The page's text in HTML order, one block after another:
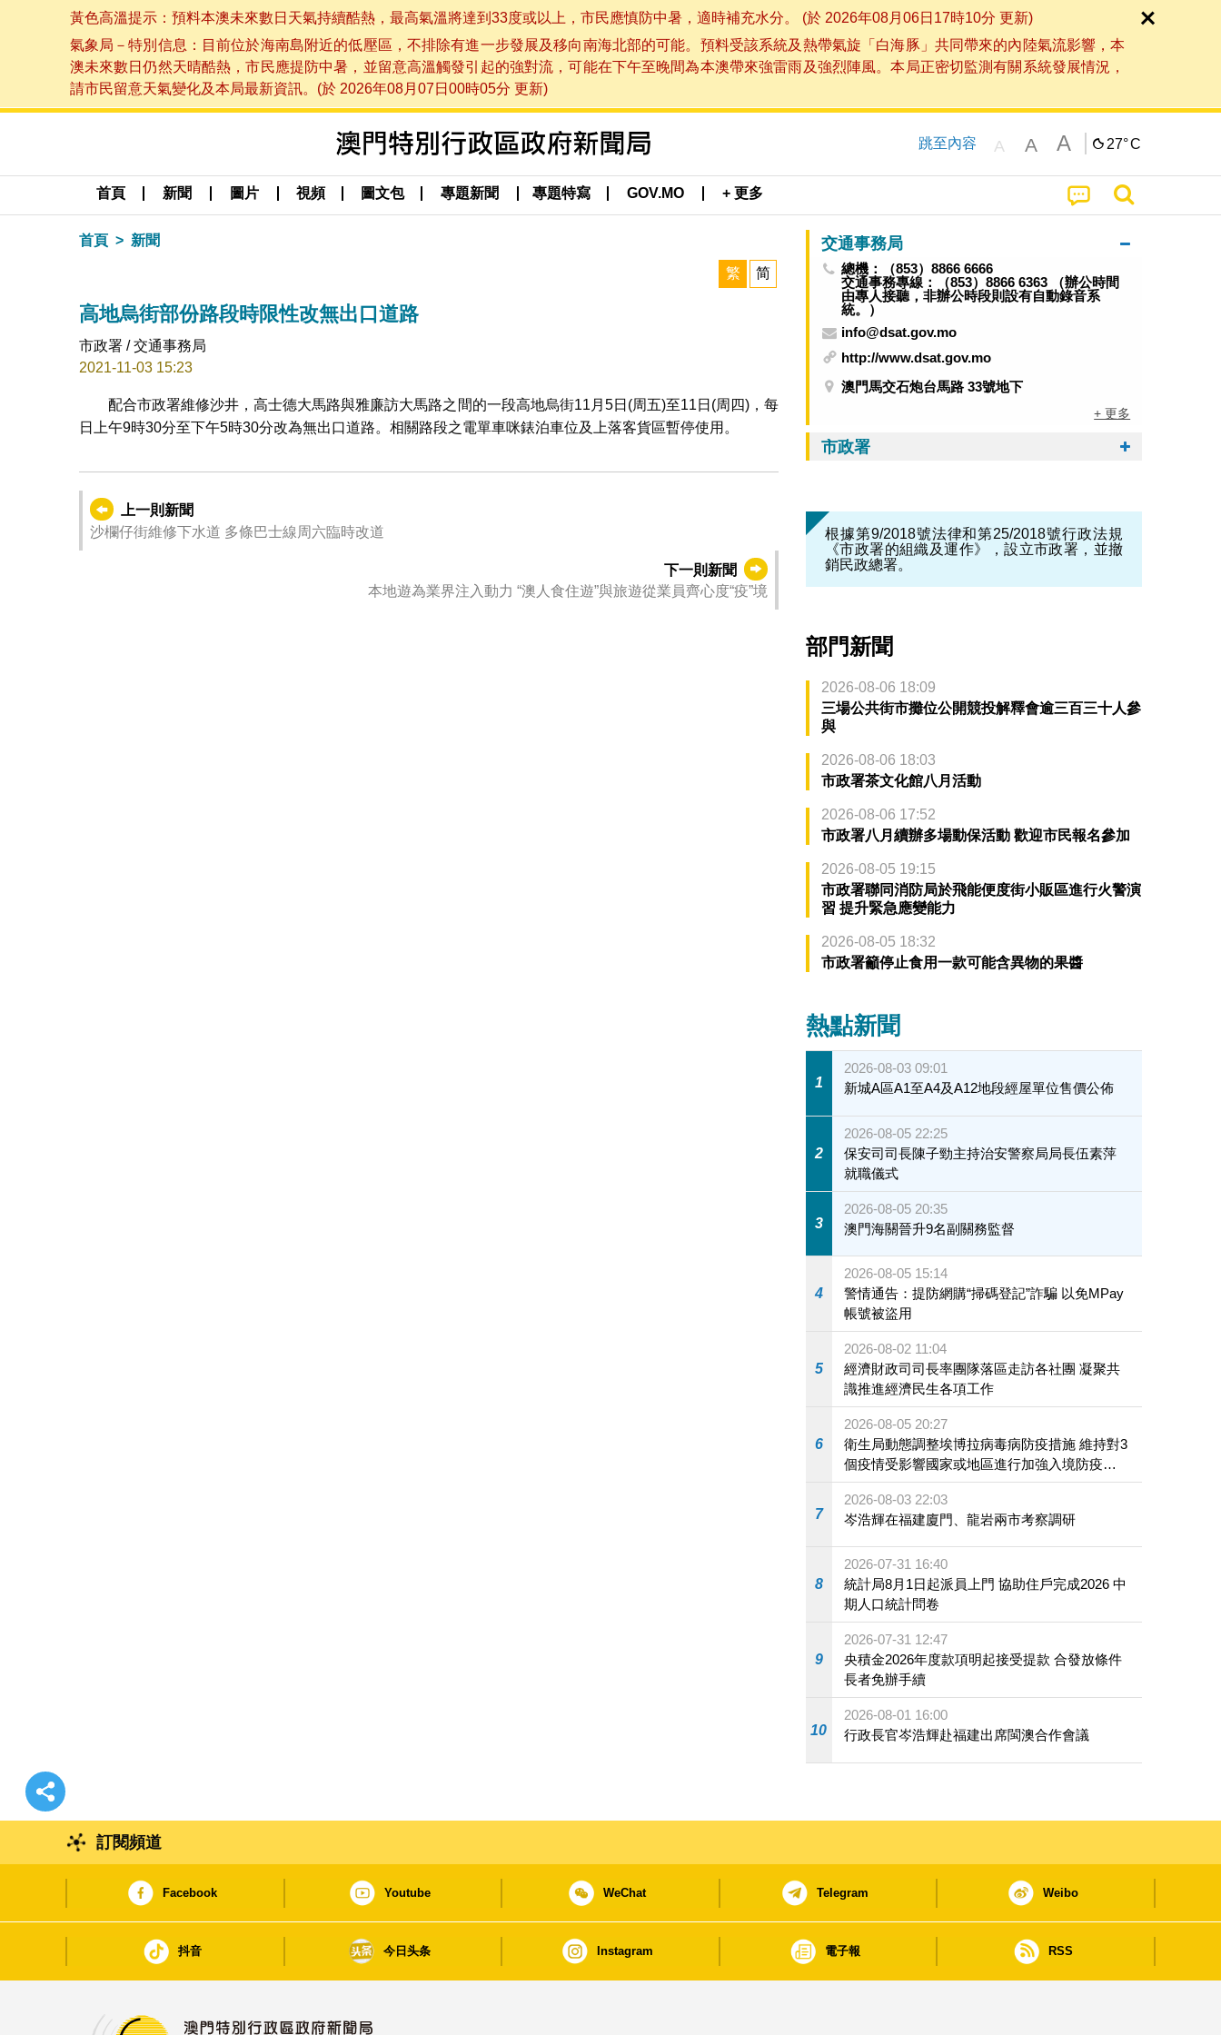
黃色高溫提示：預料本澳未來數日天氣持續酷熱，最高氣溫將達到33度或以上，市民應慎防中暑，適時補充水分。 (於 2026年08月06日17時10分 更新)
氣象局－特別信息：目前位於海南島附近的低壓區，不排除有進一步發展及移向南海北部的可能。預料受該系統及熱帶氣旋「白海豚」共同帶來的內陸氣流影響，本
澳未來數日仍然天晴酷熱，市民應提防中暑，並留意高溫觸發引起的強對流，可能在下午至晚間為本澳帶來強雷雨及強烈陣風。本局正密切監測有關系統發展情況，
請市民留意天氣變化及本局最新資訊。(於 2026年08月07日00時05分 更新)
跳至內容 A A A 27°C
首頁 新聞 圖片 視頻 圖文包 專題新聞 專題特寫 GOV.MO + 更多
首頁 新聞
繁 简
高地烏街部份路段時限性改無出口道路
市政署 / 交通事務局
2021-11-03 15:23
配合市政署維修沙井，高士德大馬路與雅廉訪大馬路之間的一段高地烏街11月5日(周五)至11日(周四)，每
日上午9時30分至下午5時30分改為無出口道路。相關路段之電單車咪錶泊車位及上落客貨區暫停使用。
上一則新聞
沙欄仔街維修下水道 多條巴士線周六臨時改道
下一則新聞
本地遊為業界注入動力 “澳人食住遊”與旅遊從業員齊心度“疫”境
交通事務局
總機：（853）8866 6666
交通事務專線：（853）8866 6363 （辦公時間
由專人接聽，非辦公時段則設有自動錄音系
統。）
info@dsat.gov.mo
http://www.dsat.gov.mo
澳門馬交石炮台馬路 33號地下
+ 更多
市政署
根據第9/2018號法律和第25/2018號行政法規
《市政署的組織及運作》，設立市政署，並撤
銷民政總署。
部門新聞
2026-08-06 18:09
三場公共街市攤位公開競投解釋會逾三百三十人參
與
2026-08-06 18:03
市政署茶文化館八月活動
2026-08-06 17:52
市政署八月續辦多場動保活動 歡迎市民報名參加
2026-08-05 19:15
市政署聯同消防局於飛能便度街小販區進行火警演
習 提升緊急應變能力
2026-08-05 18:32
市政署籲停止食用一款可能含異物的果醬
熱點新聞
1
2026-08-03 09:01
新城A區A1至A4及A12地段經屋單位售價公佈
2
2026-08-05 22:25
保安司司長陳子勁主持治安警察局局長伍素萍
就職儀式
3
2026-08-05 20:35
澳門海關晉升9名副關務監督
4
2026-08-05 15:14
警情通告：提防網購“掃碼登記”詐騙 以免MPay
帳號被盜用
5
2026-08-02 11:04
經濟財政司司長率團隊落區走訪各社團 凝聚共
識推進經濟民生各項工作
6
2026-08-05 20:27
衛生局動態調整埃博拉病毒病防疫措施 維持對3
個疫情受影響國家或地區進行加強入境防疫措
施
7
2026-08-03 22:03
岑浩輝在福建廈門、龍岩兩市考察調研
8
2026-07-31 16:40
統計局8月1日起派員上門 協助住戶完成2026 中
期人口統計問卷
9
2026-07-31 12:47
央積金2026年度款項明起接受提款 合發放條件
長者免辦手續
10
2026-08-01 16:00
行政長官岑浩輝赴福建出席閩澳合作會議
訂閱頻道
Facebook Youtube WeChat Telegram Weibo
抖音 今日头条 Instagram 電子報 RSS